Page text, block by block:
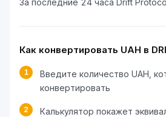
За последние 24 часа Drift
Как конвертировать UAH в
1
Введите количество UAH,
конвертировать
2 Калькулятор покажет